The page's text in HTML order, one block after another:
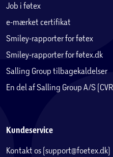
Job i føtex
e-mærket certifikat
Smiley-rapporter for føtex
Smiley-rapporter for føtex.dk
Salling Group tilbagekaldelser
En del af Salling Group A/S
Kundeservice
Kontakt os (support@foetex.dk)